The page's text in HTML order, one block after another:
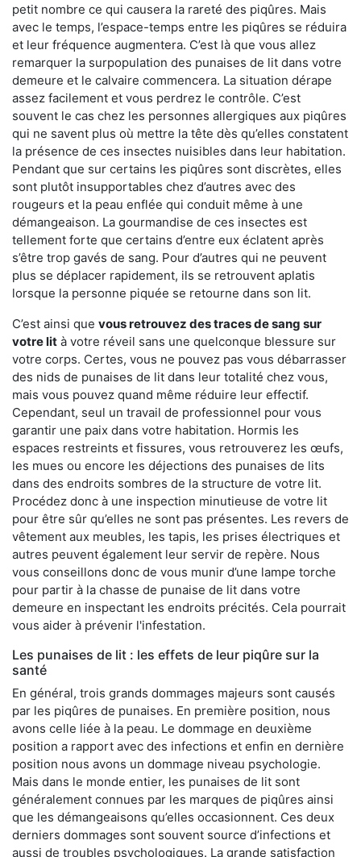
petit nombre ce qui causera la rareté des piqûres. Mais
avec le temps, l’espace-temps entre les piqûres se réduira
et leur fréquence augmentera. C’est là que vous allez
remarquer la surpopulation des punaises de lit dans votre
demeure et le calvaire commencera. La situation dérape
assez facilement et vous perdrez le contrôle. C’est
souvent le cas chez les personnes allergiques aux piqûres
qui ne savent plus où mettre la tête dès qu’elles constatent
la présence de ces insectes nuisibles dans leur habitation.
Pendant que sur certains les piqûres sont discrètes, elles
sont plutôt insupportables chez d’autres avec des
rougeurs et la peau enflée qui conduit même à une
démangeaison. La gourmandise de ces insectes est
tellement forte que certains d’entre eux éclatent après
s’être trop gavés de sang. Pour d’autres qui ne peuvent
plus se déplacer rapidement, ils se retrouvent aplatis
lorsque la personne piquée se retourne dans son lit.
C’est ainsi que vous retrouvez des traces de sang sur
votre lit à votre réveil sans une quelconque blessure sur
votre corps. Certes, vous ne pouvez pas vous débarrasser
des nids de punaises de lit dans leur totalité chez vous,
mais vous pouvez quand même réduire leur effectif.
Cependant, seul un travail de professionnel pour vous
garantir une paix dans votre habitation. Hormis les
espaces restreints et fissures, vous retrouverez les œufs,
les mues ou encore les déjections des punaises de lits
dans des endroits sombres de la structure de votre lit.
Procédez donc à une inspection minutieuse de votre lit
pour être sûr qu’elles ne sont pas présentes. Les revers de
vêtement aux meubles, les tapis, les prises électriques et
autres peuvent également leur servir de repère. Nous
vous conseillons donc de vous munir d’une lampe torche
pour partir à la chasse de punaise de lit dans votre
demeure en inspectant les endroits précités. Cela pourrait
vous aider à prévenir l'infestation.
Les punaises de lit : les effets de leur piqûre sur la
santé
En général, trois grands dommages majeurs sont causés
par les piqûres de punaises. En première position, nous
avons celle liée à la peau. Le dommage en deuxième
position a rapport avec des infections et enfin en dernière
position nous avons un dommage niveau psychologie.
Mais dans le monde entier, les punaises de lit sont
généralement connues par les marques de piqûres ainsi
que les démangeaisons qu’elles occasionnent. Ces deux
derniers dommages sont souvent source d’infections et
aussi de troubles psychologiques. La grande satisfaction